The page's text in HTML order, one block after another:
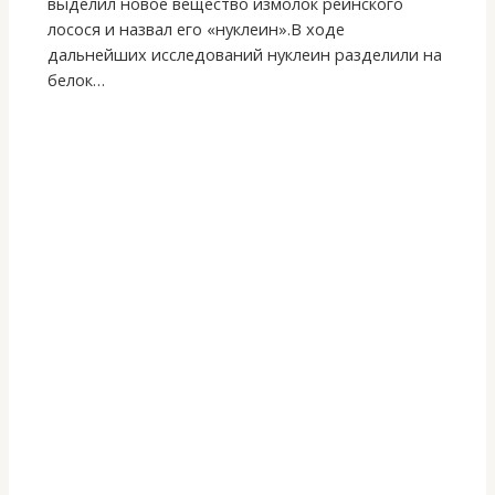
лосося и назвал его «нуклеин».В ходе
дальнейших исследований нуклеин разделили на
белок…